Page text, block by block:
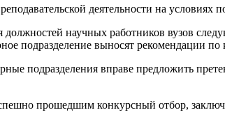
деятельности на условиях
научных работников вузов
подразделение выносят рекомендации
подразделения вправе предложить
прошедшим конкурсный отбор,